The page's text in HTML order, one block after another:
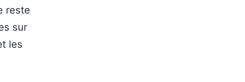
reste
sur
les